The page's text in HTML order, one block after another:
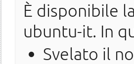
È disponibile
ubuntu-it. In
Svelato il